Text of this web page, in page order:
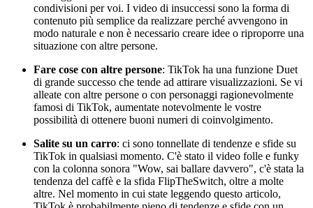
condivisioni per voi. I video di insuccessi sono la forma di
contenuto più semplice da realizzare perché avvengono in
modo naturale e non è necessario creare idee o riproporre una
situazione con altre persone.
Fare cose con altre persone: TikTok ha una funzione Duet
di grande successo che tende ad attirare visualizzazioni. Se vi
alleate con altre persone o con personaggi ragionevolmente
famosi di TikTok, aumentate notevolmente le vostre
possibilità di ottenere buoni numeri di coinvolgimento.
Salite su un carro: ci sono tonnellate di tendenze e sfide su
TikTok in qualsiasi momento. C'è stato il video folle e funky
con la colonna sonora "Wow, sai ballare davvero", c'è stata la
tendenza del caffè e la sfida FlipTheSwitch, oltre a molte
altre. Nel momento in cui state leggendo questo articolo,